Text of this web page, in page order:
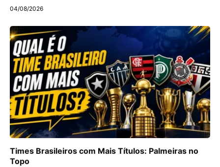
04/08/2026
Times Brasileiros com Mais Títulos: Palmeiras no
Topo